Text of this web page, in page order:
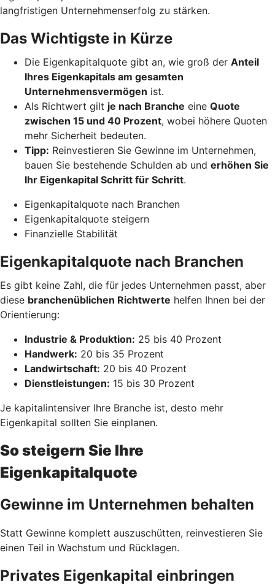
langfristigen Unternehmenserfolg zu stärken.
Das Wichtigste in Kürze
Die Eigenkapitalquote gibt an, wie groß der Anteil
Ihres Eigenkapitals am gesamten
Unternehmensvermögen ist.
Als Richtwert gilt je nach Branche eine Quote
zwischen 15 und 40 Prozent, wobei höhere Quoten
mehr Sicherheit bedeuten.
Tipp: Reinvestieren Sie Gewinne im Unternehmen,
bauen Sie bestehende Schulden ab und erhöhen Sie
Ihr Eigenkapital Schritt für Schritt.
Eigenkapitalquote nach Branchen
Eigenkapitalquote steigern
Finanzielle Stabilität
Eigenkapitalquote nach Branchen
Es gibt keine Zahl, die für jedes Unternehmen passt, aber
diese branchenüblichen Richtwerte helfen Ihnen bei der
Orientierung:
Industrie & Produktion: 25 bis 40 Prozent
Handwerk: 20 bis 35 Prozent
Landwirtschaft: 20 bis 40 Prozent
Dienstleistungen: 15 bis 30 Prozent
Je kapitalintensiver Ihre Branche ist, desto mehr
Eigenkapital sollten Sie einplanen.
So steigern Sie Ihre
Eigenkapitalquote
Gewinne im Unternehmen behalten
Statt Gewinne komplett auszuschütten, reinvestieren Sie
einen Teil in Wachstum und Rücklagen.
Privates Eigenkapital einbringen